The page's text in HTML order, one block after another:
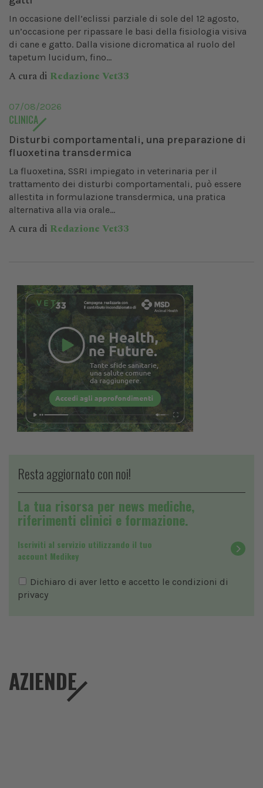
In occasione dell’eclissi parziale di sole del 12 agosto,
un’occasione per ripassare le basi della fisiologia visiva
di cane e gatto. Dalla visione dicromatica al ruolo del
tapetum lucidum, fino...
A cura di Redazione Vet33
07/08/2026
CLINICA
Disturbi comportamentali, una preparazione di
fluoxetina transdermica
La fluoxetina, SSRI impiegato in veterinaria per il
trattamento dei disturbi comportamentali, può essere
allestita in formulazione transdermica, una pratica
alternativa alla via orale...
A cura di Redazione Vet33
Resta aggiornato con noi!
La tua risorsa per news mediche,
riferimenti clinici e formazione.
Iscriviti al servizio utilizzando il tuo
account Medikey
Dichiaro di aver letto e accetto le condizioni di
privacy
AZIENDE